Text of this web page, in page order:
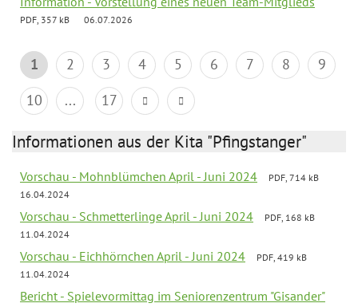
PDF, 357 kB 06.07.2026
1 2 3 4 5 6 7 8
9
10
... 17
Informationen aus der Kita "Pfingstanger"
Vorschau - Mohnblümchen April - Juni 2024
PDF, 714 kB
16.04.2024
Vorschau - Schmetterlinge April - Juni 2024
PDF, 168 kB
11.04.2024
Vorschau - Eichhörnchen April - Juni 2024
PDF, 419 kB
11.04.2024
Bericht - Spielevormittag im Seniorenzentrum "Gisander"